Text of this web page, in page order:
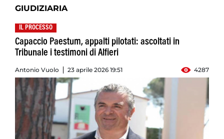
GIUDIZIARIA
IL PROCESSO
Capaccio Paestum, appalti pilotati: ascoltati in
Tribunale i testimoni di Alfieri
Antonio Vuolo 23 aprile 2026 19:51 4287